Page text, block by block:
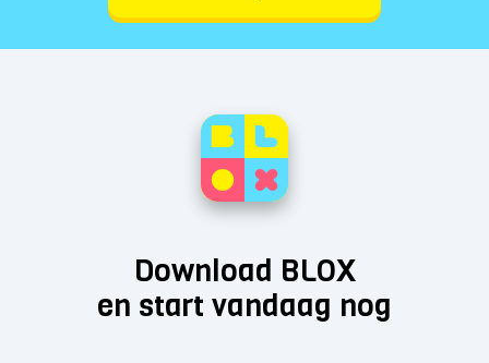
Download BLOX
en start vandaag nog